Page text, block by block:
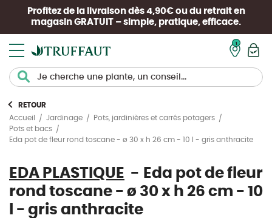
Profitez de la livraison dès 4,90€ ou du retrait en
magasin GRATUIT – simple, pratique, efficace.
RETOUR
Accueil
Jardinage
Pots, jardinières et carrés potagers
Pots et bacs
Eda pot de fleur rond toscane - ø 30 x h 26 cm - 10 l - gris anthracite
EDA PLASTIQUE
Eda pot de fleur
rond toscane - ø 30 x h 26 cm - 10
l - gris anthracite